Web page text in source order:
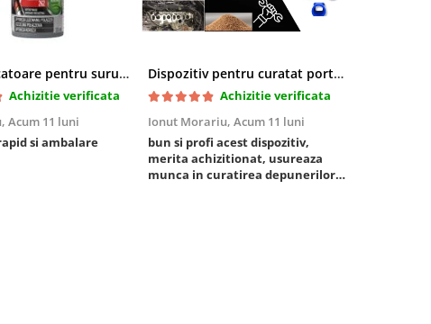
Pasta blocatoare pentru suruburi,rezistenta inalta
Achizitie verificata
Acum 11 luni
si ambalare
Dispozitiv pentru curatat porturi admisie si evacuare fara demontare cu coji de nuca si accesorii incluse
Achizitie verificata
Ionut Morariu, Acum 11 luni
bun si profi acest dispozitiv,
merita achizitionat, usureaza
munca in curatirea depunerilor